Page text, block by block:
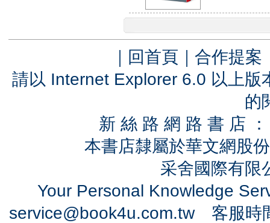
｜ 回首頁 ｜ 合作提案
請以 Internet Explorer 6.0 以上
的
新 絲 路 網 路 書 店
本書店隸屬於華文網股
采舍國際有
Your Personal Knowledge
service@book4u.com.tw客服時